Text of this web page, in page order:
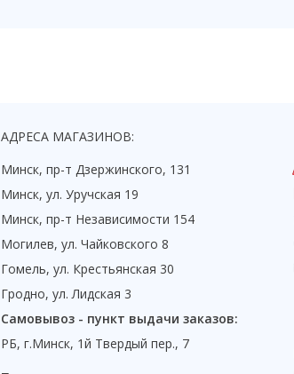
АДРЕСА МАГАЗИНОВ:
Минск, пр-т Дзержинского, 131
Минск, ул. Уручская 19
Минск, пр-т Независимости 154
Могилев, ул. Чайковского 8
Гомель, ул. Крестьянская 30
Гродно, ул. Лидская 3
Самовывоз - пункт выдачи заказов:
РБ, г.Минск, 1й Твердый пер., 7